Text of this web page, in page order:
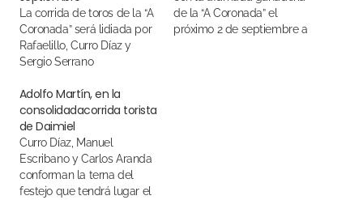
Coronada” será lidiada por
Rafaelillo, Curro Díaz y
Sergio Serrano
de la “A Coronada” el
próximo 2 de septiembre a
Adolfo Martín, en la
consolidadacorrida torista
de Daimiel
Curro Díaz, Manuel
Escribano y Carlos Aranda
conforman la terna del
festejo que tendrá lugar el